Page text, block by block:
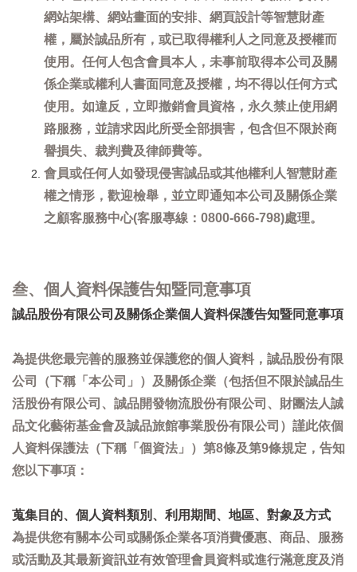
網站架構、網站畫面的安排、網頁設計等智慧財產
權，屬於誠品所有，或已取得權利人之同意及授權而
使用。任何人包含會員本人，未事前取得本公司及關
係企業或權利人書面同意及授權，均不得以任何方式
使用。如違反，立即撤銷會員資格，永久禁止使用網
路服務，並請求因此所受全部損害，包含但不限於商
譽損失、裁判費及律師費等。
會員或任何人如發現侵害誠品或其他權利人智慧財產
權之情形，歡迎檢舉，並立即通知本公司及關係企業
之顧客服務中心(客服專線：0800-666-798)處理。
叁、個人資料保護告知暨同意事項
誠品股份有限公司及關係企業個人資料保護告知暨同意事項
為提供您最完善的服務並保護您的個人資料，誠品股份有限
公司（下稱「本公司」）及關係企業（包括但不限於誠品生
活股份有限公司、誠品開發物流股份有限公司、財團法人誠
品文化藝術基金會及誠品旅館事業股份有限公司）謹此依個
人資料保護法（下稱「個資法」）第8條及第9條規定，告知
您以下事項：
蒐集目的、個人資料類別、利用期間、地區、對象及方式
為提供您有關本公司或關係企業各項消費優惠、商品、服務
或活動及其最新資訊並有效管理會員資料或進行滿意度及消